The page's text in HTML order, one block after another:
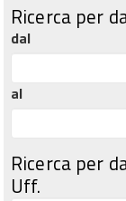
Ricerca per
dal
al
Ricerca per
Uff.